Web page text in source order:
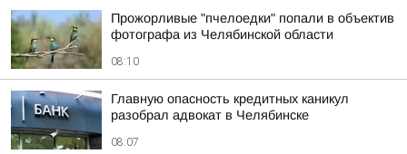
Прожорливые "пчелоедки" попали в объектив
фотографа из Челябинской области
08:10
Главную опасность кредитных каникул
разобрал адвокат в Челябинске
08:07